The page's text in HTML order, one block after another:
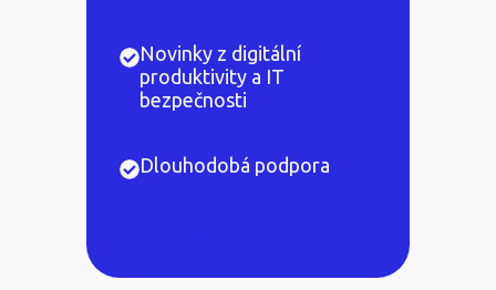
Novinky z digitální
produktivity a IT
bezpečnosti
Dlouhodobá podpora